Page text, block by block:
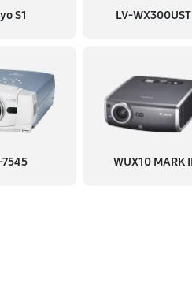
S1 LV-WX300UST
7545 WUX10 MARK II